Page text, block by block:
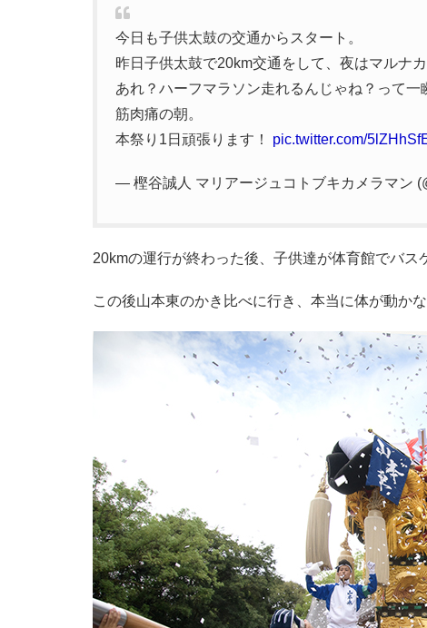
今日も子供太鼓の交通からスタート。
昨日子供太鼓で20km交通をして、夜はマルナ
あれ？ハーフマラソン走れるんじゃね？って
筋肉痛の朝。
本祭り1日頑張ります！ pic.twitter.com/
— 樫谷誠人 マリアージュコトブキカメラマン
20kmの運行が終わった後、子供達が体育館でバス
この後山本東のかき比べに行き、本当に体が動か